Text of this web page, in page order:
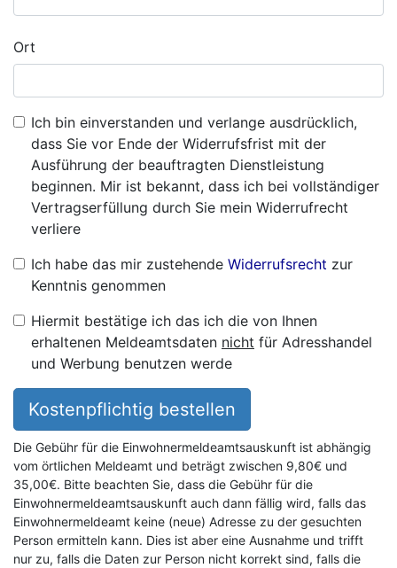
Ort
Ich bin einverstanden und verlange ausdrücklich,
dass Sie vor Ende der Widerrufsfrist mit der
Ausführung der beauftragten Dienstleistung
beginnen. Mir ist bekannt, dass ich bei vollständiger
Vertragserfüllung durch Sie mein Widerrufrecht
verliere
Ich habe das mir zustehende Widerrufsrecht zur
Kenntnis genommen
Hiermit bestätige ich das ich die von Ihnen
erhaltenen Meldeamtsdaten nicht für Adresshandel
und Werbung benutzen werde
Kostenpflichtig bestellen
Die Gebühr für die Einwohnermeldeamtsauskunft ist abhängig
vom örtlichen Meldeamt und beträgt zwischen 9,80€ und
35,00€. Bitte beachten Sie, dass die Gebühr für die
Einwohnermeldeamtsauskunft auch dann fällig wird, falls das
Einwohnermeldeamt keine (neue) Adresse zu der gesuchten
Person ermitteln kann. Dies ist aber eine Ausnahme und trifft
nur zu, falls die Daten zur Person nicht korrekt sind, falls die